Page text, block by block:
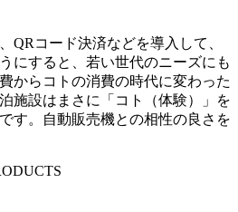
QRコード決済などを導入して、
にすると、若い世代のニーズにも
からコトの消費の時代に変わった
施設はまさに「コト（体験）」を
す。自動販売機との相性の良さを